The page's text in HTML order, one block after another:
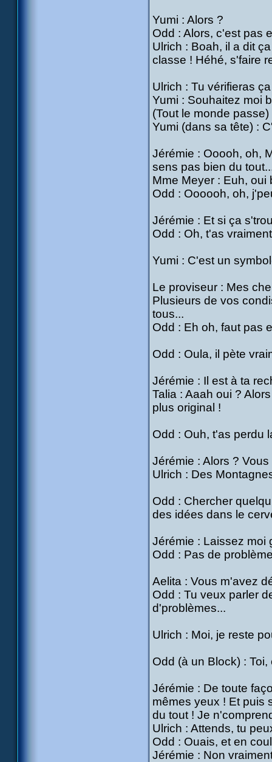
Yumi : Alors ?
Odd : Alors, c'est pas
Ulrich : Boah, il a dit
classe ! Héhé, s'faire
Ulrich : Tu vérifieras
Yumi : Souhaitez moi
(Tout le monde passe)
Yumi (dans sa tête) :
Jérémie : Ooooh, oh,
sens pas bien du
Mme Meyer : Euh, oui
Odd : Oooooh, oh,
Jérémie : Et si ça
Odd : Oh, t'as
Yumi : C'est un
Le proviseur : Mes
Plusieurs de vos
tous...
Odd : Eh oh, faut pas
Odd : Oula, il pète
Jérémie : Il est à ta
Talia : Aaah oui ?
plus original !
Odd : Ouh, t'as perdu
Jérémie : Alors ?
Ulrich : Des
Odd : Chercher
des idées dans le
Jérémie : Laissez moi
Odd : Pas de
Aelita : Vous m'avez
Odd : Tu veux parler
d'problèmes...
Ulrich : Moi, je reste
Odd (à un Block) :
Jérémie : De toute
mêmes yeux ! Et puis
du tout ! Je
Ulrich : Attends, tu
Odd : Ouais, et en
Jérémie : Non